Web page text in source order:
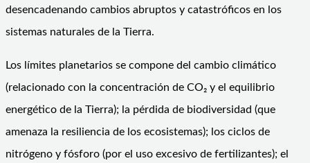
desencadenando cambios abruptos y catastróficos en los
sistemas naturales de la Tierra.
Los límites planetarios se compone del cambio climático
(relacionado con la concentración de CO₂ y el equilibrio
energético de la Tierra); la pérdida de biodiversidad (que
amenaza la resiliencia de los ecosistemas); los ciclos de
nitrógeno y fósforo (por el uso excesivo de fertilizantes); el